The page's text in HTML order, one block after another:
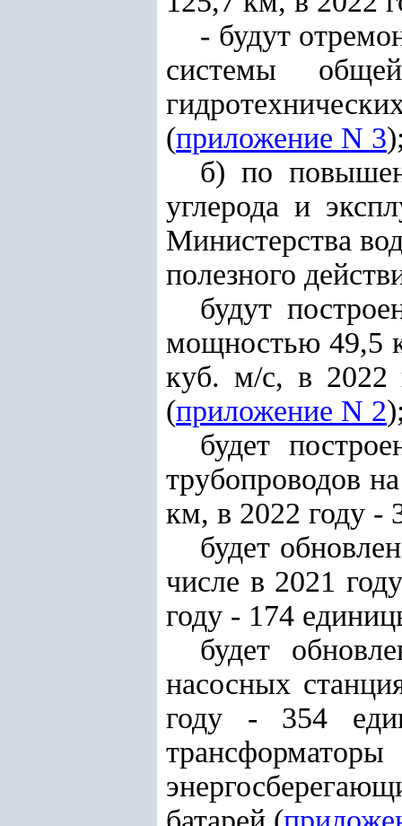
- будут
системы
(приложение N 3
б) по
углерода и
Министерства
полезного
будут
мощностью 49,5
куб. м/с, в 2022
(приложение N 2
будет
трубопроводов
км, в 2022 году -
будет
числе в 2021
году - 174
будет
насосных
году - 354